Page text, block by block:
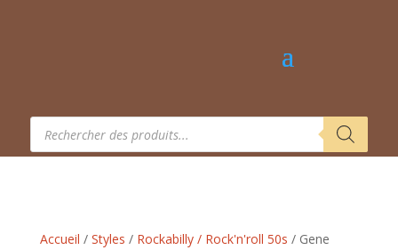
Recherche
produits
Accueil / Styles / Rockabilly / Rock'n'roll 50s / Gene